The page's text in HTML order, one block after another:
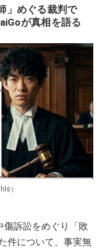
」めぐる裁判で
が真相を語る
）
傷訴訟をめぐり「敗
件について、事実無